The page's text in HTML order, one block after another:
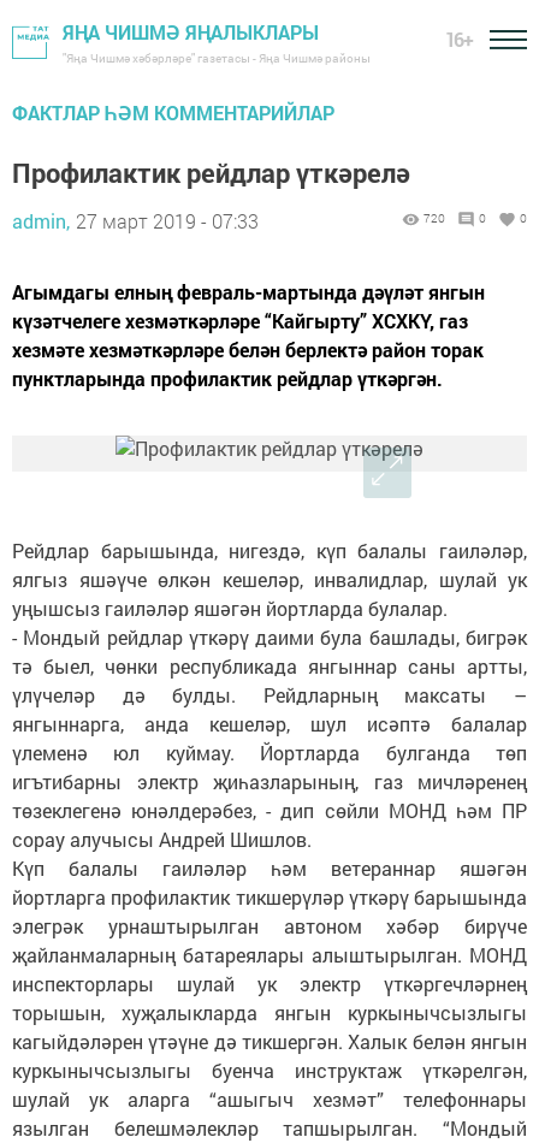
ЯҢА ЧИШМӘ ЯҢАЛЫКЛАРЫ
"Яңа Чишмә хәбәрләре" газетасы - Яңа Чишмә районы
16+
ФАКТЛАР ҺӘМ КОММЕНТАРИЙЛАР
Профилактик рейдлар үткәрелә
admin, 27 март 2019 - 07:33 720 0 0
Агымдагы елның февраль-мартында дәүләт янгын
күзәтчелеге хезмәткәрләре “Кайгырту” ХСХКҮ, газ
хезмәте хезмәткәрләре белән берлектә район торак
пунктларында профилактик рейдлар үткәргән.
Рейдлар барышында, нигездә, күп балалы гаиләләр,
ялгыз яшәүче өлкән кешеләр, инвалидлар, шулай ук
уңышсыз гаиләләр яшәгән йортларда булалар.
- Мондый рейдлар үткәрү даими була башлады, бигрәк
тә быел, чөнки республикада янгыннар саны артты,
үлүчеләр дә булды. Рейдларның максаты –
янгыннарга, анда кешеләр, шул исәптә балалар
үлеменә юл куймау. Йортларда булганда төп
игътибарны электр җиһазларының, газ мичләренең
төзеклегенә юнәлдерәбез, - дип сөйли МОНД һәм ПР
сорау алучысы Андрей Шишлов.
Күп балалы гаиләләр һәм ветераннар яшәгән
йортларга профилактик тикшерүләр үткәрү барышында
элегрәк урнаштырылган автоном хәбәр бирүче
җайланмаларның батареялары алыштырылган. МОНД
инспекторлары шулай ук электр үткәргечләрнең
торышын, хуҗалыкларда янгын куркынычсызлыгы
кагыйдәләрен үтәүне дә тикшергән. Халык белән янгын
куркынычсызлыгы буенча инструктаж үткәрелгән,
шулай ук аларга “ашыгыч хезмәт” телефоннары
язылган белешмәлекләр тапшырылган. “Мондый